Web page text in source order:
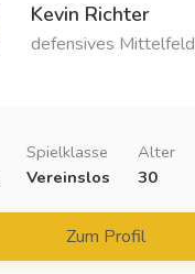
Kevin Richter
defensives Mittelfeld
Spielklasse
Vereinslos
Alter
30
Zum Profil